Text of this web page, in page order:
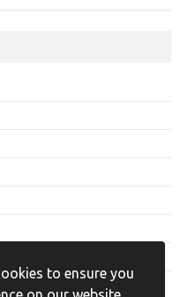
to ensure you